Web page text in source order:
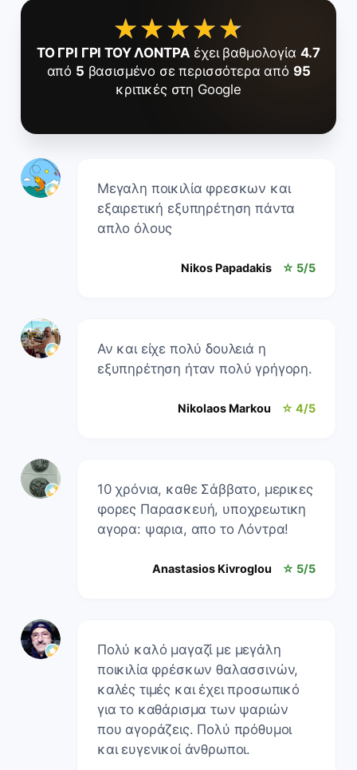
★★★★★
★★★★★
ΤΟ ΓΡΙ ΓΡΙ ΤΟΥ ΛΟΝΤΡΑ έχει βαθμολογία 4.7
από 5 βασισμένο σε περισσότερα από 95
κριτικές στη Google
Μεγαλη ποικιλία φρεσκων και
εξαιρετική εξυπηρέτηση πάντα
απλο όλους
Nikos Papadakis ☆ 5/5
Αν και είχε πολύ δουλειά η
εξυπηρέτηση ήταν πολύ γρήγορη.
Nikolaos Markou ☆ 4/5
10 χρόνια, καθε Σάββατο, μερικες
φορες Παρασκευή, υποχρεωτικη
αγορα: ψαρια, απο το Λόντρα!
Anastasios Kivroglou ☆ 5/5
Πολύ καλό μαγαζί με μεγάλη
ποικιλία φρέσκων θαλασσινών,
καλές τιμές και έχει προσωπικό
για το καθάρισμα των ψαριών
που αγοράζεις. Πολύ πρόθυμοι
και ευγενικοί άνθρωποι.